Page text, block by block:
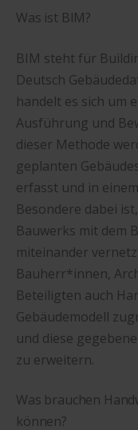
Was ist BIM?
BIM steht für
Deutsch
handelt es sich um
Ausführung und
dieser Methode
geplanten
erfasst und in
Besondere dabei
Bauwerks mit dem
miteinander
Bauherr*innen,
Beteiligten auch
Gebäudemodell
und diese
zu erweitern.
Was brauchen
können?